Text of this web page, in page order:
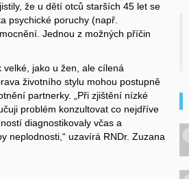
že u dětí otců starších 45 let se
psychické poruchy (např.
Jednou z možných příčin
jako u žen, ale cílená
životního stylu mohou postupně
partnerky. „Při zjištění nízké
problém konzultovat co nejdříve
diagnostikovaly včas a
neplodnosti,“ uzavírá RNDr. Zuzana